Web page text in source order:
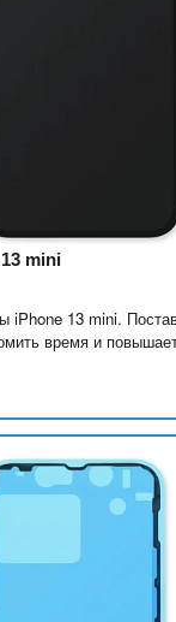
mini
iPhone 13 mini.
время и